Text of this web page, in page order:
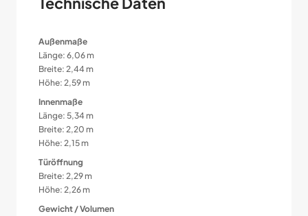
Außenmaße
Länge: 6,06 m
Breite: 2,44 m
Höhe: 2,59 m
Innenmaße
Länge: 5,34 m
Breite: 2,20 m
Höhe: 2,15 m
Türöffnung
Breite: 2,29 m
Höhe: 2,26 m
Gewicht / Volumen